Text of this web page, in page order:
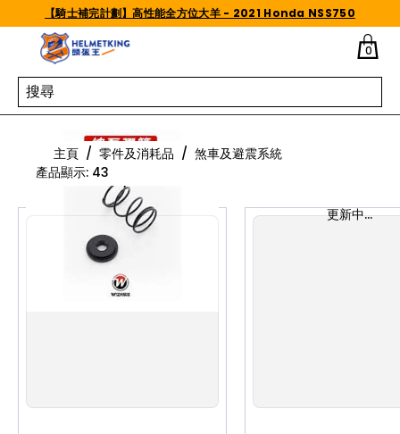
Skip to content
【騎士補完計劃】高性能全方位大羊 - 2021 Honda NSS750
0
煞車及避震系統
主頁 / 零件及消耗品 / 煞車及避震系統
產品顯示: 43
更新中...